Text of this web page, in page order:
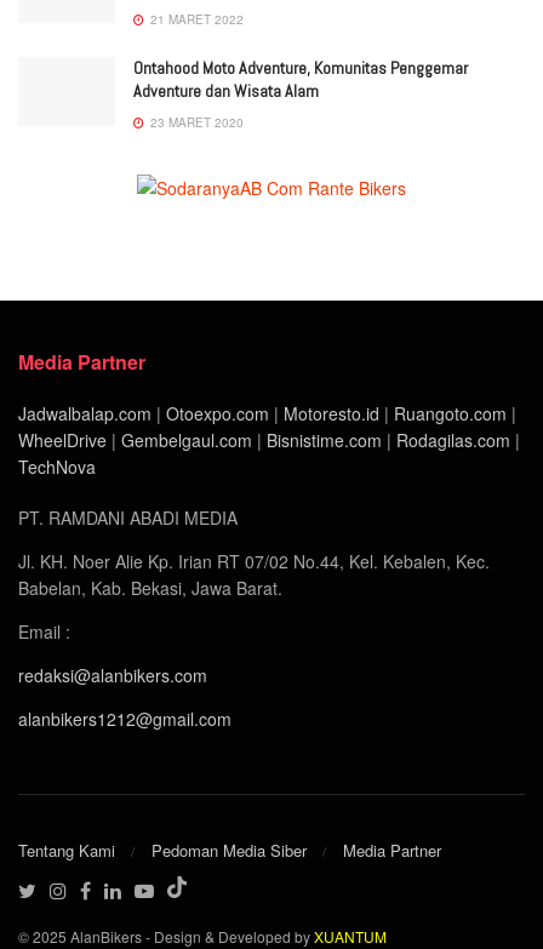
21 MARET 2022
Ontahood Moto Adventure, Komunitas Penggemar
Adventure dan Wisata Alam
23 MARET 2020
Media Partner
Jadwalbalap.com | Otoexpo.com | Motoresto.id | Ruangoto.com |
WheelDrive | Gembelgaul.com | Bisnistime.com | Rodagilas.com |
TechNova
PT. RAMDANI ABADI MEDIA
Jl. KH. Noer Alie Kp. Irian RT 07/02 No.44, Kel. Kebalen, Kec.
Babelan, Kab. Bekasi, Jawa Barat.
Email :
redaksi@alanbikers.com
alanbikers1212@gmail.com
Tentang Kami Pedoman Media Siber Media Partner
© 2025 AlanBikers - Design & Developed byXUANTUM